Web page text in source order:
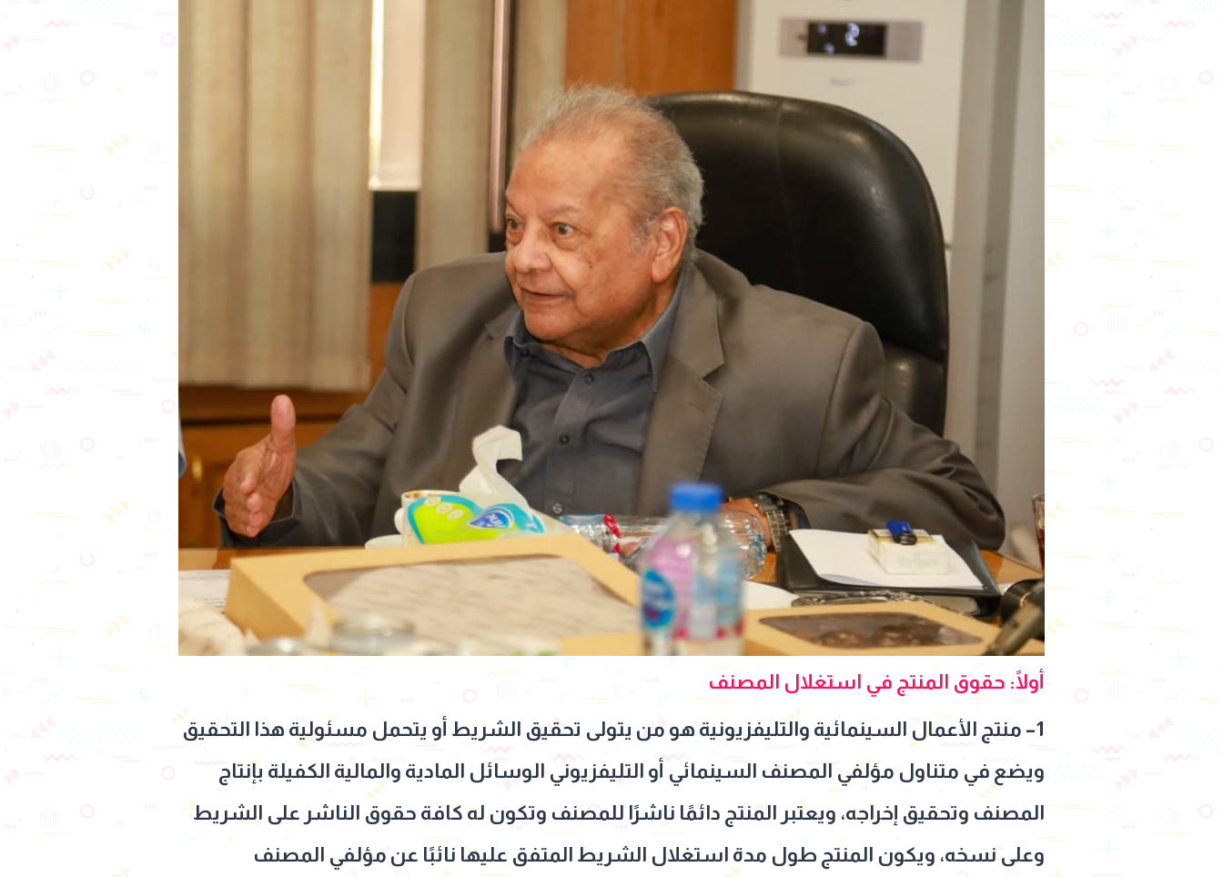
أولًا: حقوق المنتج في استغلال المصنف
1– منتج الأعمال السينمائية والتليفزيونية هو من يتولى تحقيق الشريط أو يتحمل مسئولية هذا التحقيق
ويضع في متناول مؤلفي المصنف السينمائي أو التليفزيوني الوسائل المادية والمالية الكفيلة بإنتاج
المصنف وتحقيق إخراجه، ويعتبر المنتج دائمًا ناشرًا للمصنف وتكون له كافة حقوق الناشر على الشريط
وعلى نسخه، ويكون المنتج طول مدة استغلال الشريط المتفق عليها نائبًا عن مؤلفي المصنف